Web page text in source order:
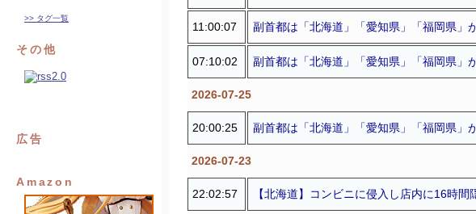
>> タグ一覧
その他
広告
Amazon
11:00:07 副首都は「北海道」「愛知県」「福岡県」
07:10:02 副首都は「北海道」「愛知県」「福岡県」
2026-07-25
20:00:25 副首都は「北海道」「愛知県」「福岡県」
2026-07-23
22:02:57 【北海道】コンビニに侵入し店内に16時